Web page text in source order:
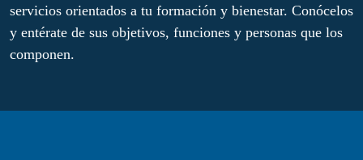
servicios orientados a tu formación y bienestar. Conócelos
y entérate de sus objetivos, funciones y personas que los
componen.